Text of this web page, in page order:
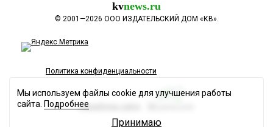
kvnews.ru
© 2001—2026 ООО ИЗДАТЕЛЬСКИЙ ДОМ «КВ».
Политика конфиденциальности
Разработка сайта
Мы используем файлы cookie для улучшения работы
сайта. Подробнее
Принимаю